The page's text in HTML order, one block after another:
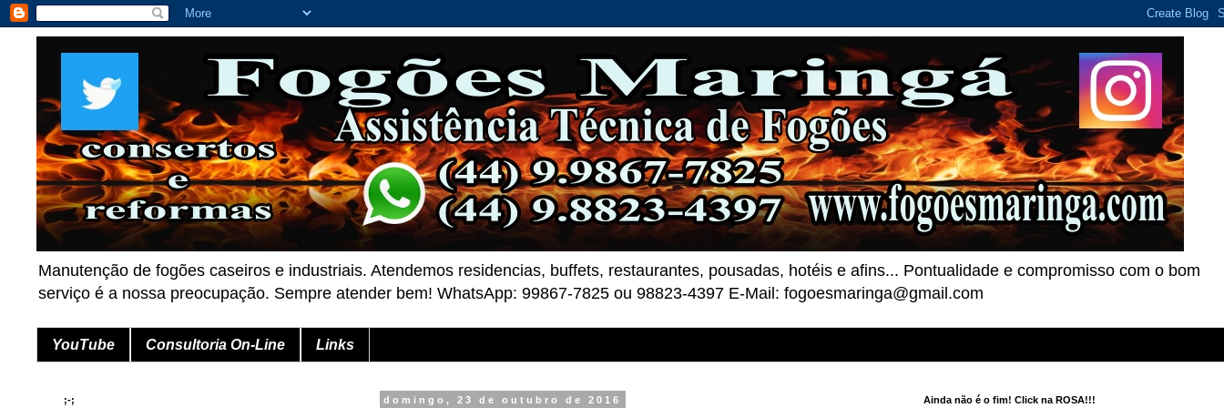
Manutenção de fogões caseiros e industriais. Atendemos residencias, buffets, restaurantes, pousadas, hotéis e afins... Pontualidade e compromisso com o bom
serviço é a nossa preocupação. Sempre atender bem! WhatsApp: 99867-7825 ou 98823-4397 E-Mail: fogoesmaringa@gmail.com
YouTube Consultoria On-Line Links
domingo, 23 de outubro de 2016
;-; Ainda não é o fim! Click na ROSA!!!